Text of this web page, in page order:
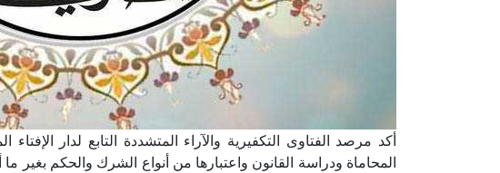
أكد مرصد الفتاوى التكفيرية والآراء المتشددة التابع لدار
المحاماة ودراسة القانون واعتبارها من أنواع الشرك والحكم بغير